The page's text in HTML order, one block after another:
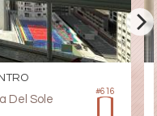
#616
Del Sole